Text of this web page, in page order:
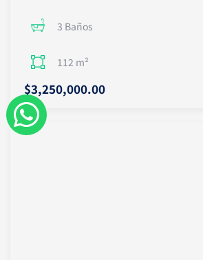
W
h
3 Baños
112 m²
$3,250,000.00